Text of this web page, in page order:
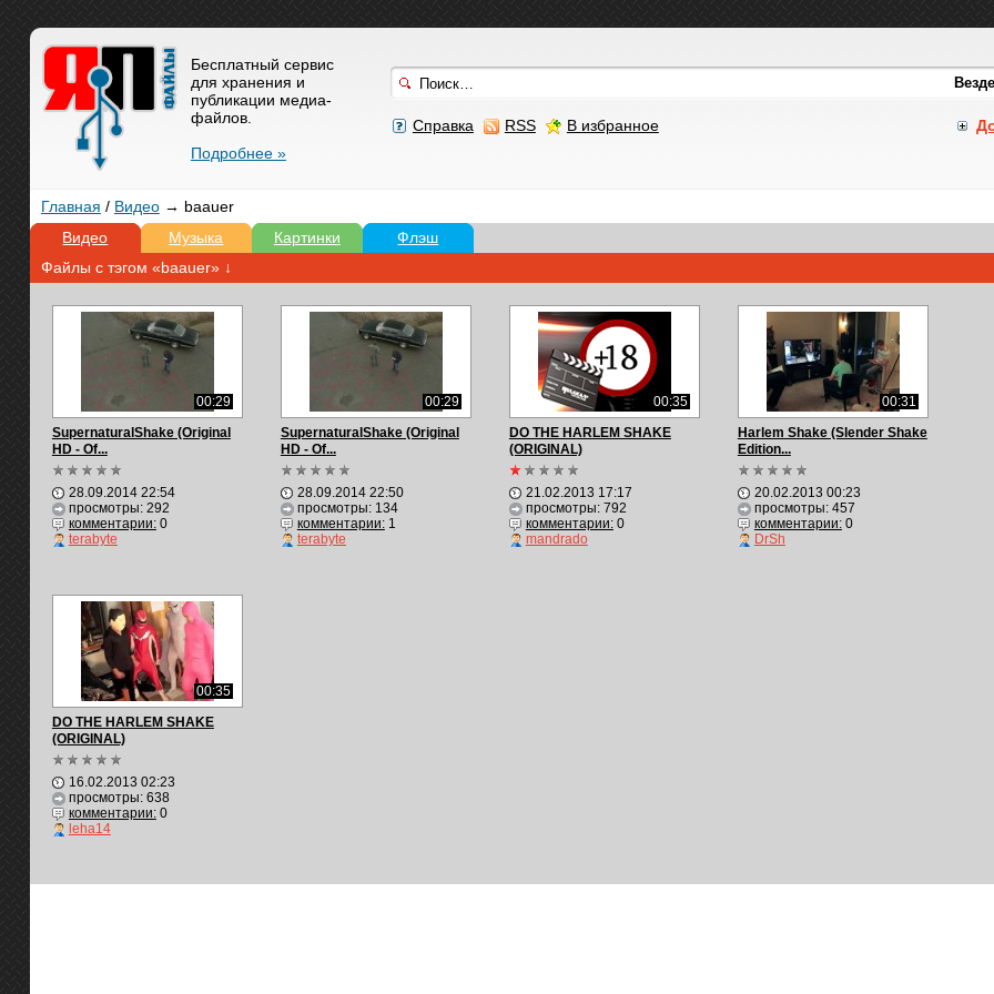
Справка RSS В избранное
Бесплатный сервис
для хранения и
публикации медиа-
файлов.
Подробнее »
Главная / Видео→ baauer
Видео
Музыка Картинки Флэш
Файлы с тэгом «baauer» ↓
00:29
SupernaturalShake (Original
HD - Of...
28.09.2014 22:54
просмотры: 292
комментарии:0
terabyte
00:29
SupernaturalShake (Original
HD - Of...
28.09.2014 22:50
просмотры: 134
комментарии:1
terabyte
00:35
DO THE HARLEM SHAKE
(ORIGINAL)
21.02.2013 17:17
просмотры: 792
комментарии:0
mandrado
00:31
Harlem Shake (Slender Shake
Edition...
20.02.2013 00:23
просмотры: 457
комментарии:0
DrSh
00:35
DO THE HARLEM SHAKE
(ORIGINAL)
16.02.2013 02:23
просмотры: 638
комментарии:0
leha14